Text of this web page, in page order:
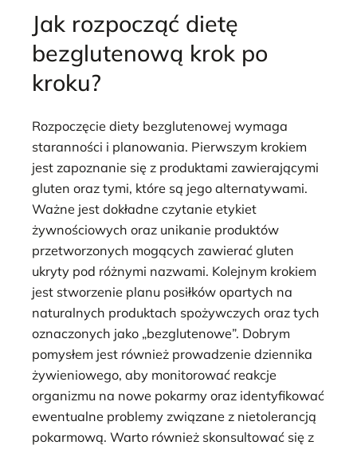
Jak rozpocząć dietę
bezglutenową krok po
kroku?
Rozpoczęcie diety bezglutenowej wymaga
staranności i planowania. Pierwszym krokiem
jest zapoznanie się z produktami zawierającymi
gluten oraz tymi, które są jego alternatywami.
Ważne jest dokładne czytanie etykiet
żywnościowych oraz unikanie produktów
przetworzonych mogących zawierać gluten
ukryty pod różnymi nazwami. Kolejnym krokiem
jest stworzenie planu posiłków opartych na
naturalnych produktach spożywczych oraz tych
oznaczonych jako „bezglutenowe”. Dobrym
pomysłem jest również prowadzenie dziennika
żywieniowego, aby monitorować reakcje
organizmu na nowe pokarmy oraz identyfikować
ewentualne problemy związane z nietolerancją
pokarmową. Warto również skonsultować się z